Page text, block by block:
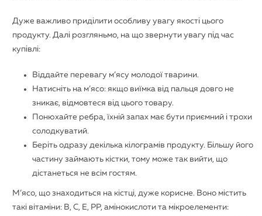
Дуже важливо приділити особливу увагу якості цього
продукту. Далі розгляньмо, на що звернути увагу під час
купівлі:
Віддайте перевагу м’ясу молодої тварини.
Натисніть на м’ясо: якщо виїмка від пальця довго не
зникає, відмовтеся від цього товару.
Понюхайте ребра, їхній запах має бути приємний і трохи
солодкуватий.
Беріть одразу декілька кілограмів продукту. Більшу його
частину займають кістки, тому може так вийти, що
дістанеться не всім гостям.
М’ясо, що знаходиться на кістці, дуже корисне. Воно містить
такі вітаміни: В, С, Е, РР, амінокислоти та мікроелементи: